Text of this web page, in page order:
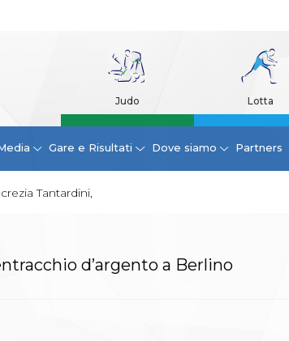
Judo Lotta
Gare e Risultati Dove siamo Partners
Tantardini,
d’argento a Berlino